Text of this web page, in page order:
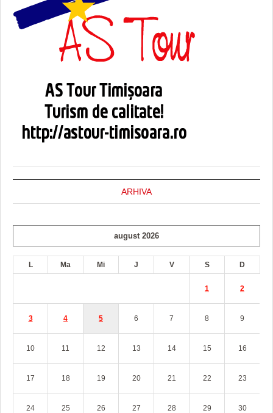
ARHIVA
august 2026
L Ma Mi J V S D
1 2
3 4 5 6 7 8 9
10 11 12 13 14 15 16
17 18 19 20 21 22 23
24 25 26 27 28 29 30